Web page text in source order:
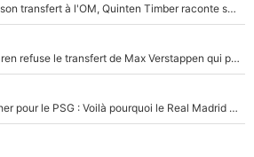
En plein cauchemar après son transfert à l'OM, Quinten Timber raconte ses doutes après sa signature à Marseille
F1 - Une légende de McLaren refuse le transfert de Max Verstappen qui pourrait «faire des vagues» et plomber l'ambiance dans l'équipe
Yan Diomandé était trop cher pour le PSG : Voilà pourquoi le Real Madrid a accepté de payer la somme record de 140M€ pour boucler son transfert !